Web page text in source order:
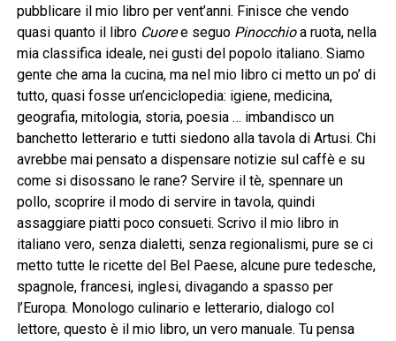
pubblicare il mio libro per vent’anni. Finisce che vendo
quasi quanto il libro Cuoree seguo Pinocchioa ruota, nella
mia classifica ideale, nei gusti del popolo italiano. Siamo
gente che ama la cucina, ma nel mio libro ci metto un po’ di
tutto, quasi fosse un’enciclopedia: igiene, medicina,
geografia, mitologia, storia, poesia … imbandisco un
banchetto letterario e tutti siedono alla tavola di Artusi. Chi
avrebbe mai pensato a dispensare notizie sul caffè e su
come si disossano le rane? Servire il tè, spennare un
pollo, scoprire il modo di servire in tavola, quindi
assaggiare piatti poco consueti. Scrivo il mio libro in
italiano vero, senza dialetti, senza regionalismi, pure se ci
metto tutte le ricette del Bel Paese, alcune pure tedesche,
spagnole, francesi, inglesi, divagando a spasso per
l’Europa. Monologo culinario e letterario, dialogo col
lettore, questo è il mio libro, un vero manuale. Tu pensa